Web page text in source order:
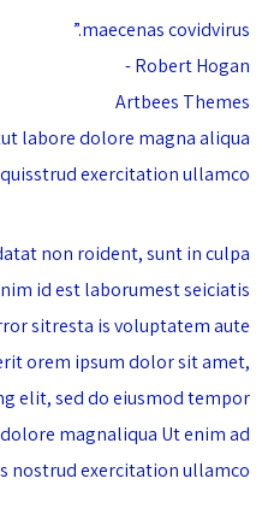
maecenas covidvirus.”
Robert Hogan -
Artbees Themes
labore dolore magna aliqua
exercitation ullamco.
non roident, sunt in culpa
id est laborumest seiciatis
sitresta is voluptatem aute
orem ipsum dolor sit amet,
elit, sed do eiusmod tempor
magnaliqua Ut enim ad
nostrud exercitation ullamco.